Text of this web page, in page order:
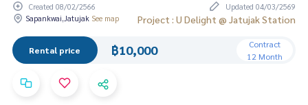
Created 08/02/2566
Updated 04/03/2569
Sapankwai,Jatujak See map Project : U Delight @ Jatujak Station
Rental price ฿10,000
Contract
12 Month